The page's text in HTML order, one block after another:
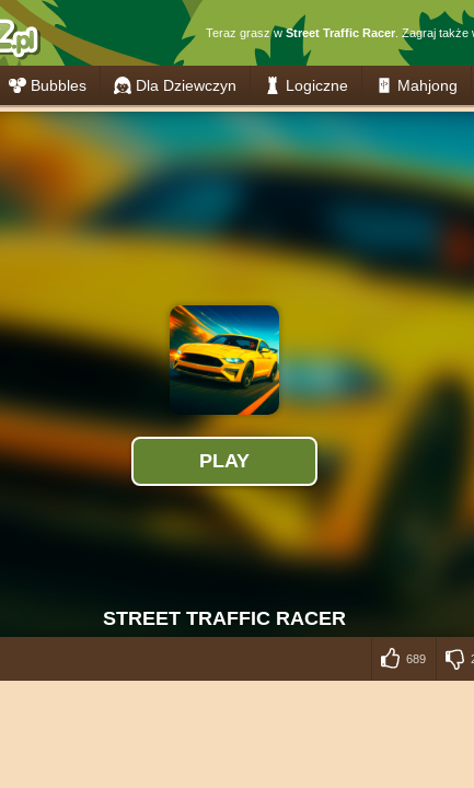
Teraz grasz wStreet Traffic Racer. Zagraj także
Bubbles Dla Dziewczyn Logiczne Mahjong
689